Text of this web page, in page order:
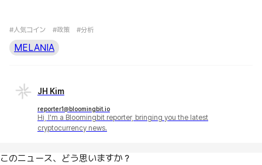
#人気コイン #政策 #分析
MELANIA
JH Kim
reporter1@bloomingbit.io
Hi, I'm a Bloomingbit reporter, bringing you the latest
cryptocurrency news.
このニュース、どう思いますか？